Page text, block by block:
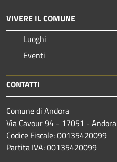
VIVERE IL COMUNE
Luoghi
Eventi
CONTATTI
Comune di Andora
Via Cavour 94 - 17051 - Andora
Codice Fiscale: 00135420099
Partita IVA: 00135420099